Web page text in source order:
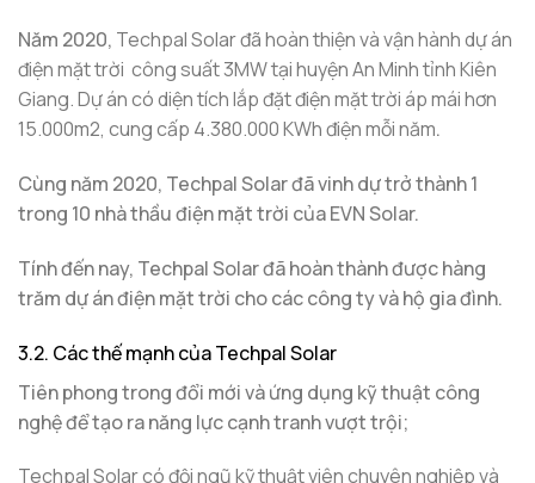
Năm 2020, Techpal Solar đã hoàn thiện và vận hành dự án
điện mặt trời công suất 3MW tại huyện An Minh tỉnh Kiên
Giang. Dự án có diện tích lắp đặt điện mặt trời áp mái hơn
15.000m2, cung cấp 4.380.000 KWh điện mỗi năm.
Cùng năm 2020, Techpal Solar đã vinh dự trở thành 1
trong 10 nhà thầu điện mặt trời của EVN Solar.
Tính đến nay, Techpal Solar đã hoàn thành được hàng
trăm dự án điện mặt trời cho các công ty và hộ gia đình.
3.2. Các thế mạnh của Techpal Solar
Tiên phong trong đổi mới và ứng dụng kỹ thuật công
nghệ để tạo ra năng lực cạnh tranh vượt trội;
Techpal Solar có đội ngũ kỹ thuật viên chuyên nghiệp và